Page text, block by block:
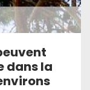
dans la